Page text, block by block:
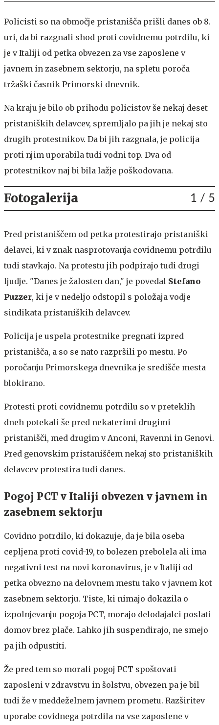
Policisti so na območje pristanišča prišli danes ob 8.
uri, da bi razgnali shod proti covidnemu potrdilu, ki
je v Italiji od petka obvezen za vse zaposlene v
javnem in zasebnem sektorju, na spletu poroča
tržaški časnik Primorski dnevnik.
Na kraju je bilo ob prihodu policistov še nekaj deset
pristaniških delavcev, spremljalo pa jih je nekaj sto
drugih protestnikov. Da bi jih razgnala, je policija
proti njim uporabila tudi vodni top. Dva od
protestnikov naj bi bila lažje poškodovana.
Fotogalerija 1 / 5
Pred pristaniščem od petka protestirajo pristaniški
delavci, ki v znak nasprotovanja covidnemu potrdilu
tudi stavkajo. Na protestu jih podpirajo tudi drugi
ljudje. "Danes je žalosten dan," je povedal Stefano
Puzzer, ki je v nedeljo odstopil s položaja vodje
sindikata pristaniških delavcev.
Policija je uspela protestnike pregnati izpred
pristanišča, a so se nato razpršili po mestu. Po
poročanju Primorskega dnevnika je središče mesta
blokirano.
Protesti proti covidnemu potrdilu so v preteklih
dneh potekali še pred nekaterimi drugimi
pristanišči, med drugim v Anconi, Ravenni in Genovi.
Pred genovskim pristaniščem nekaj sto pristaniških
delavcev protestira tudi danes.
Pogoj PCT v Italiji obvezen v javnem in
zasebnem sektorju
Covidno potrdilo, ki dokazuje, da je bila oseba
cepljena proti covid-19, to bolezen prebolela ali ima
negativni test na novi koronavirus, je v Italiji od
petka obvezno na delovnem mestu tako v javnem kot
zasebnem sektorju. Tiste, ki nimajo dokazila o
izpolnjevanju pogoja PCT, morajo delodajalci poslati
domov brez plače. Lahko jih suspendirajo, ne smejo
pa jih odpustiti.
Že pred tem so morali pogoj PCT spoštovati
zaposleni v zdravstvu in šolstvu, obvezen pa je bil
tudi že v meddeželnem javnem prometu. Razširitev
uporabe covidnega potrdila na vse zaposlene v